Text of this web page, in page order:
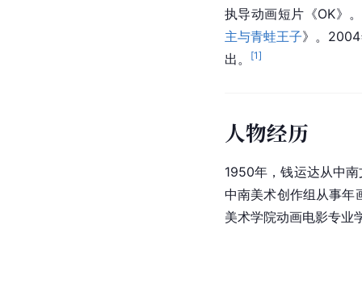
执导动画短片《OK》
主与青蛙王子》。
出。
[1]
人物经历
1950年，钱运达从中
中南美术创作组从事年
美术学院动画电影专业